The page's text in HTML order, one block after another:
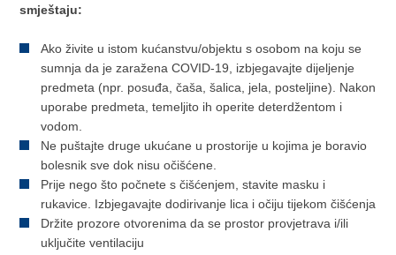
smještaju:
Ako živite u istom kućanstvu/objektu s osobom na koju se
sumnja da je zaražena COVID-19, izbjegavajte dijeljenje
predmeta (npr. posuđa, čaša, šalica, jela, posteljine). Nakon
uporabe predmeta, temeljito ih operite deterdžentom i
vodom.
Ne puštajte druge ukućane u prostorije u kojima je boravio
bolesnik sve dok nisu očišćene.
Prije nego što počnete s čišćenjem, stavite masku i
rukavice. Izbjegavajte dodirivanje lica i očiju tijekom čišćenja
Držite prozore otvorenima da se prostor provjetrava i/ili
uključite ventilaciju